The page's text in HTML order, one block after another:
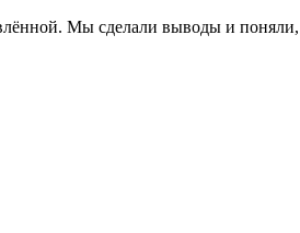
Мы сделали выводы и поняли,